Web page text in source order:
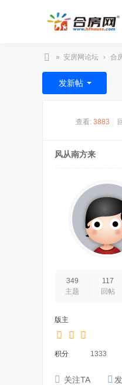
合
房
» 安房网论坛 › 合
发新帖
查看: 3883
风从南方来
349
主题
117
回帖
版主
积分 1333
关注TA